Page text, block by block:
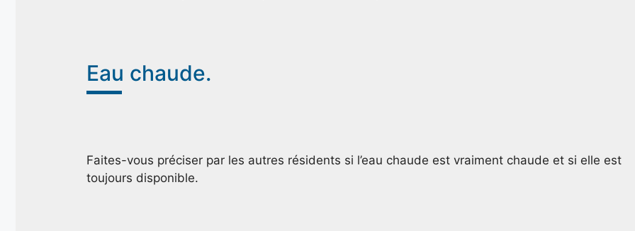
Eau chaude.
Faites-vous préciser par les autres résidents si l’eau chaude est vraiment chaude et si elle est
toujours disponible.